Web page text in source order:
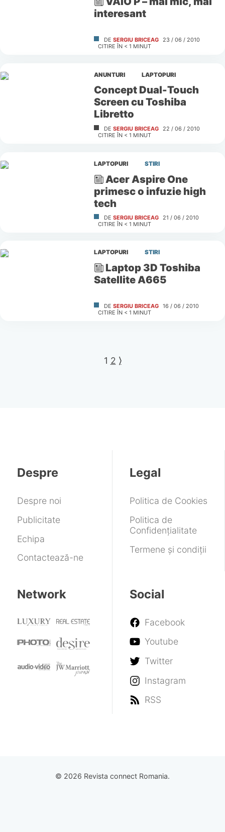
interesant
DE SERGIU BRICEAG 23 / 06 / 2010
CITIRE ÎN < 1 MINUT
ANUNTURI LAPTOPURI
Concept Dual-Touch
Screen cu Toshiba
Libretto
DE SERGIU BRICEAG
22 / 06 / 2010
CITIRE ÎN < 1 MINUT
LAPTOPURI STIRI
Acer Aspire One
primesc o infuzie high
tech
DE SERGIU BRICEAG
21 / 06 / 2010
CITIRE ÎN < 1 MINUT
LAPTOPURI STIRI
Laptop 3D Toshiba
Satellite A665
DE SERGIU BRICEAG 16 / 06 / 2010
CITIRE ÎN < 1 MINUT
1 2 ⟩
Despre
Despre noi
Publicitate
Echipa
Contactează-ne
Legal
Politica de Cookies
Politica de
Confidențialitate
Termene și condiții
Network Social
Facebook
Youtube
Twitter
Instagram
RSS
© 2026 Revista connect Romania.